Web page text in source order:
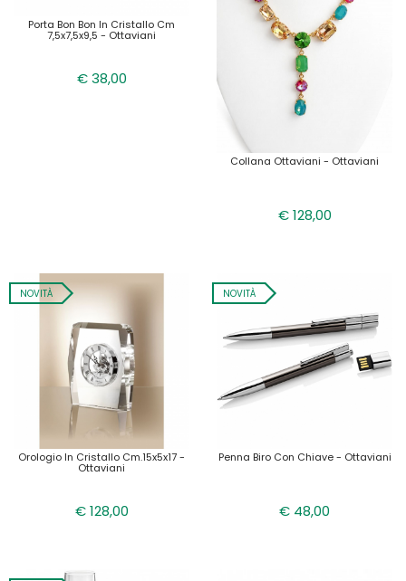
Porta Bon Bon In Cristallo Cm
7,5x7,5x9,5 - Ottaviani
€ 38,00
Collana Ottaviani - Ottaviani
€ 128,00
NOVITÀ
Orologio In Cristallo Cm.15x5x17 -
Ottaviani
€ 128,00
NOVITÀ
Penna Biro Con Chiave - Ottaviani
€ 48,00